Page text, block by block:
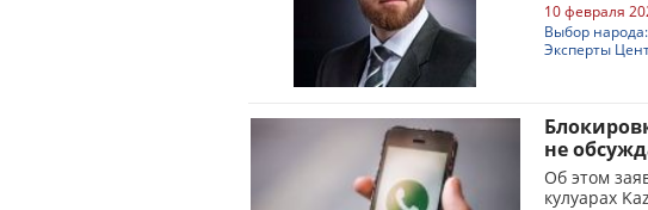
10 февраля
Выбор
Эксперты
не
Об этом
кулуарах